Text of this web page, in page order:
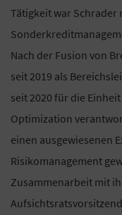
Tätigkeit war Schrader
Nach der Fusion von
seit 2019 als
seit 2020 für die
Optimization
einen ausgewiesenen
Risikomanagement
Zusammenarbeit mit